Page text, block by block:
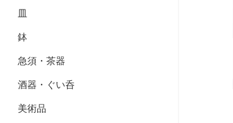
皿
鉢
急須・茶器
酒器・ぐい呑
美術品